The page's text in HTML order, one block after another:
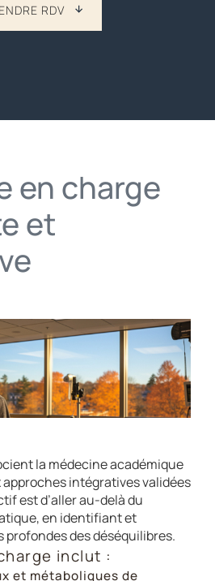
RDV
en charge
et
la médecine académique
intégratives validées
est d’aller au-delà du
en identifiant et
des déséquilibres.
inclut :
et métaboliques de